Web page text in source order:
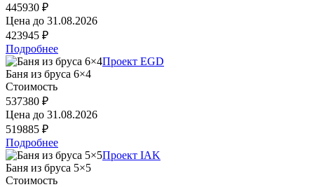
445930 ₽
Цена до 31.08.2026
423945 ₽
Подробнее
Проект EGD
Баня из бруса 6×4
Стоимость
537380 ₽
Цена до 31.08.2026
519885 ₽
Подробнее
Проект IAK
Баня из бруса 5×5
Стоимость